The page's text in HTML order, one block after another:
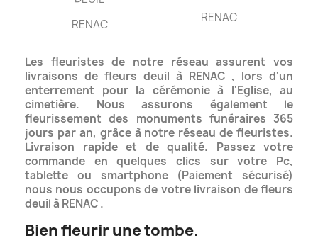
RENAC
RENAC
Les fleuristes de notre réseau assurent vos
livraisons de fleurs deuil à RENAC , lors d'un
enterrement pour la cérémonie à l'Eglise, au
cimetière. Nous assurons également le
fleurissement des monuments funéraires 365
jours par an, grâce à notre réseau de fleuristes.
Livraison rapide et de qualité. Passez votre
commande en quelques clics sur votre Pc,
tablette ou smartphone (Paiement sécurisé)
nous nous occupons de votre livraison de fleurs
deuil à RENAC .
Bien fleurir une tombe.